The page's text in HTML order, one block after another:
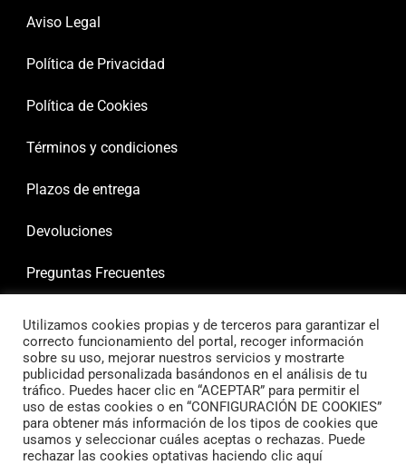
Aviso Legal
Política de Privacidad
Política de Cookies
Términos y condiciones
Plazos de entrega
Devoluciones
Preguntas Frecuentes
Utilizamos cookies propias y de terceros para garantizar el
correcto funcionamiento del portal, recoger información
sobre su uso, mejorar nuestros servicios y mostrarte
publicidad personalizada basándonos en el análisis de tu
tráfico. Puedes hacer clic en “ACEPTAR” para permitir el
uso de estas cookies o en “CONFIGURACIÓN DE COOKIES”
para obtener más información de los tipos de cookies que
usamos y seleccionar cuáles aceptas o rechazas. Puede
rechazar las cookies optativas haciendo clic aquí